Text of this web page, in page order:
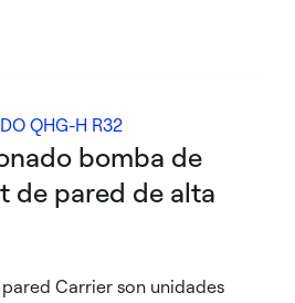
QHG-H R32
bomba de
de pared de alta
Carrier son unidades